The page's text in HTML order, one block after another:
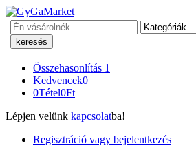
Keresés
Összehasonlítás 1
Kedvencek0
0Tétel0Ft
Lépjen velünk kapcsolatba!
Regisztráció vagy bejelentkezés